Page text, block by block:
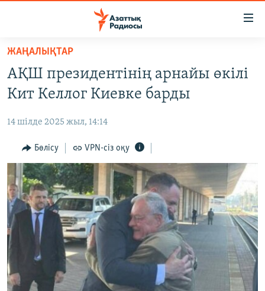
Skip
main
content
to
Navigation
Skip
Search
САЯСАТ
ҚАҢТАР ОҚИҒАСЫ
АДАМ ҚҰҚЫҚТАРЫ
ӘЛЕУМЕТ
ӘЛЕМ
АРНАЙЫ ЖОБАЛАР
Русский
ЖАЗЫЛЫҢЫЗ
ЖАҢАЛЫҚТАР
АҚШ президентінің арнайы өкілі
Кит Келлог Киевке барды
14 шілде 2025 жыл, 14:14
Бөлісу VPN-сіз оқу